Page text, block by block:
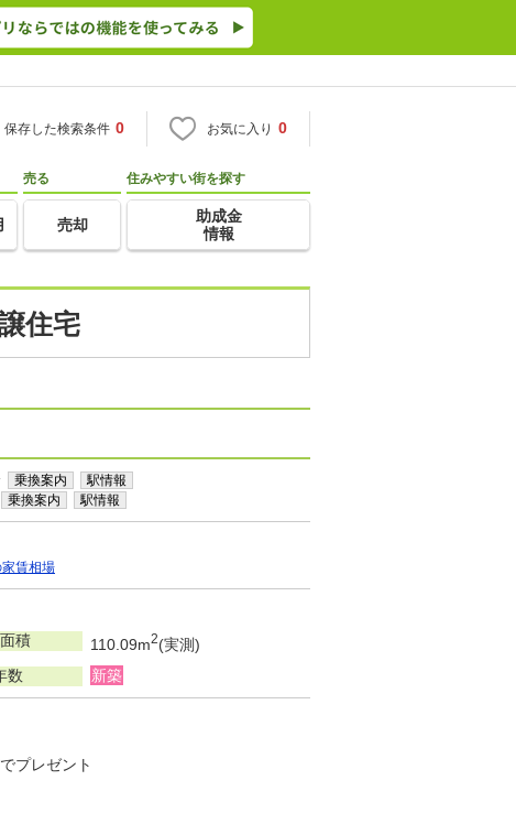
保存した検索条件 0 お気に入り 0
売る
売却
住みやすい街を探す
助成金
情報
住宅
乗換案内 駅情報
乗換案内 駅情報
賃相場
積 110.09m2(実測)
数 新築
プレゼント